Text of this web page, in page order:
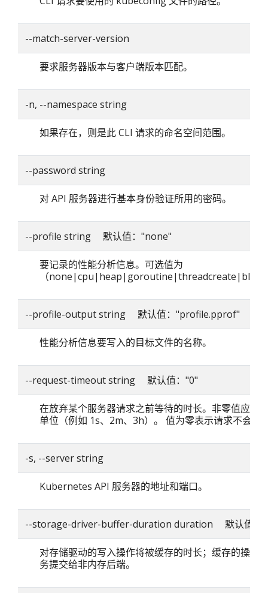
--match-server-version
要求服务器版本与客户端版本匹配。
-n, --namespace string
如果存在，则是此 CLI 请求的命名空间范围。
--password string
对 API 服务器进行基本身份验证所用的密码。
--profile string 默认值："none"
要记录的性能分析信息。可选值为
（
--profile-output string 默认值："profile.pprof"
性能分析信息要写入的目标文件的名称。
--request-timeout string 默认值："0"
在放弃某个服务器请求之前等待的时长。非零值应包
单位（例如 1s、2m、3h）。 值为零表示请求不会超
-s, --server string
Kubernetes API 服务器的地址和端口。
--storage-driver-buffer-duration duration 默认值：
对存储驱动的写入操作将被缓存的时长；缓存的操作
务提交给非内存后端。